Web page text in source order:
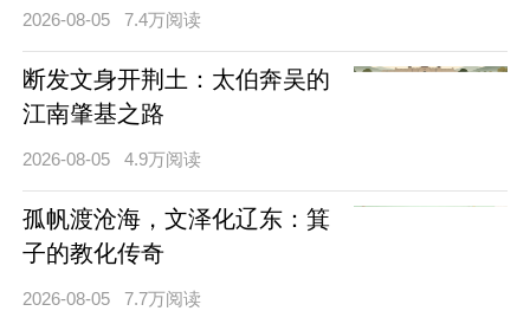
2026-08-05 7.4万阅读
断发文身开荆土：太伯奔吴的
江南肇基之路
2026-08-05 4.9万阅读
孤帆渡沧海，文泽化辽东：箕
子的教化传奇
2026-08-05 7.7万阅读